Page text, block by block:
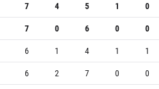
7 4 5 1
0
7 0 6 0
0
6 1 4 1
1
6 2 7 0
0